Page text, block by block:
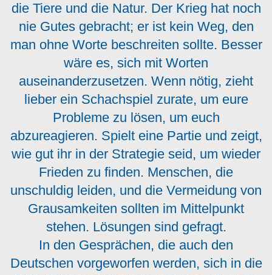
die Tiere und die Natur. Der Krieg hat noch
nie Gutes gebracht; er ist kein Weg, den
man ohne Worte beschreiten sollte. Besser
wäre es, sich mit Worten
auseinanderzusetzen. Wenn nötig, zieht
lieber ein Schachspiel zurate, um eure
Probleme zu lösen, um euch
abzureagieren. Spielt eine Partie und zeigt,
wie gut ihr in der Strategie seid, um wieder
Frieden zu finden. Menschen, die
unschuldig leiden, und die Vermeidung von
Grausamkeiten sollten im Mittelpunkt
stehen. Lösungen sind gefragt.
In den Gesprächen, die auch den
Deutschen vorgeworfen werden, sich in die